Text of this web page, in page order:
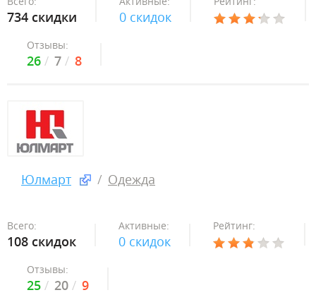
734 скидки 0 скидок
Отзывы:
26 7 8
Юлмарт Одежда
Всего:
108 скидок
Активные:
0 скидок
Рейтинг:
Отзывы:
25 20 9